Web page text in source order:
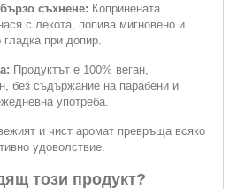
съхнене: Копринената
с лекота, попива мигновено и
при допир.
Продуктът е 100% веган,
без съдържание на парабени и
употреба.
и чист аромат превръща всяко
удоволствие.
този продукт?